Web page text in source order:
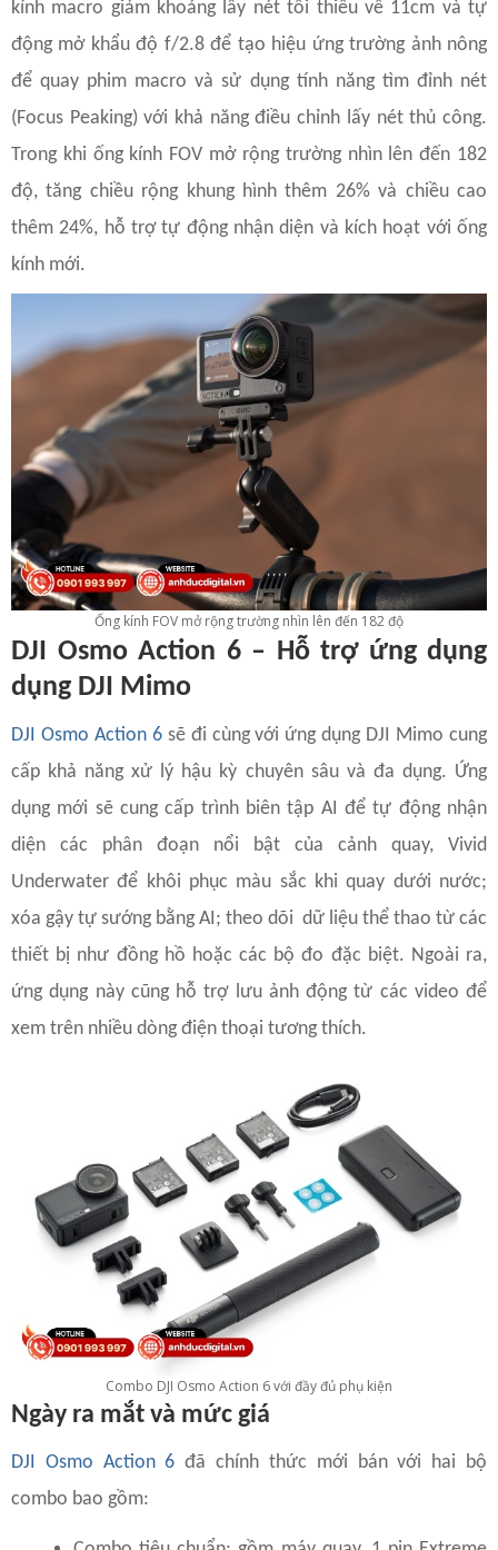
kính macro giảm khoảng lấy nét tối thiểu về 11cm và tự
động mở khẩu độ f/2.8 để tạo hiệu ứng trường ảnh nông
để quay phim macro và sử dụng tính năng tìm đỉnh nét
(Focus Peaking) với khả năng điều chỉnh lấy nét thủ công.
Trong khi ống kính FOV mở rộng trường nhìn lên đến 182
độ, tăng chiều rộng khung hình thêm 26% và chiều cao
thêm 24%, hỗ trợ tự động nhận diện và kích hoạt với ống
kính mới.
Ống kính FOV mở rộng trường nhìn lên đến 182 độ
DJI Osmo Action 6 – Hỗ trợ ứng dụng
dụng DJI Mimo
DJI Osmo Action 6sẽ đi cùng với ứng dụng DJI Mimo cung
cấp khả năng xử lý hậu kỳ chuyên sâu và đa dụng. Ứng
dụng mới sẽ cung cấp trình biên tập AI để tự động nhận
diện các phân đoạn nổi bật của cảnh quay, Vivid
Underwater để khôi phục màu sắc khi quay dưới nước;
xóa gậy tự sướng bằng AI; theo dõi dữ liệu thể thao từ các
thiết bị như đồng hồ hoặc các bộ đo đặc biệt. Ngoài ra,
ứng dụng này cũng hỗ trợ lưu ảnh động từ các video để
xem trên nhiều dòng điện thoại tương thích.
Combo DJI Osmo Action 6 với đầy đủ phụ kiện
Ngày ra mắt và mức giá
DJI Osmo Action 6 đã chính thức mới bán với hai bộ
combo bao gồm: